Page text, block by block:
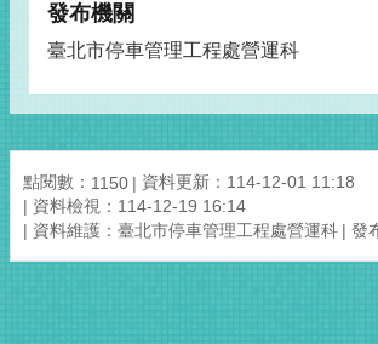
發布機關
臺北市停車管理工程處營運科
點閱數： 1150
資料更新：114-12-01 11:18
資料檢視：114-12-19 16:14
資料維護：臺北市停車管理工程處營運科
發